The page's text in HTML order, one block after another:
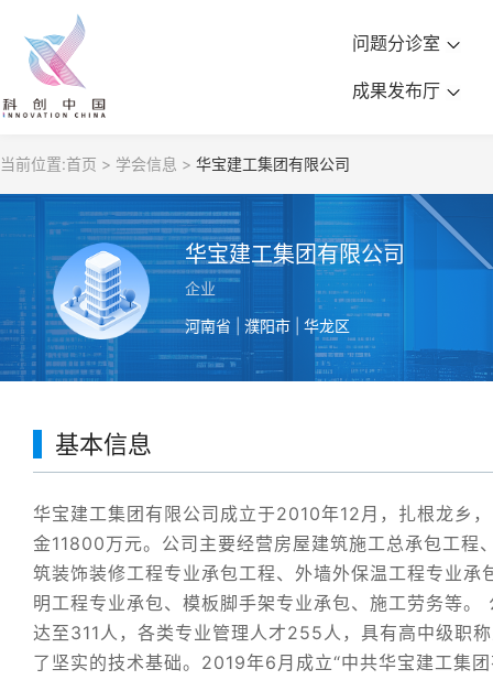
问题分诊室
成果发布厅
当前位置:首页 > 学会信息 > 华宝建工集团有限公司
华宝建工集团有限公司
企业
河南省 | 濮阳市 | 华龙区
基本信息
华宝建工集团有限公司成立于2010年12月，扎根龙乡
金11800万元。公司主要经营房屋建筑施工总承包工
筑装饰装修工程专业承包工程、外墙外保温工程专业
明工程专业承包、模板脚手架专业承包、施工劳务等
达至311人，各类专业管理人才255人，具有高中级职
了坚实的技术基础。2019年6月成立“中共华宝建工集